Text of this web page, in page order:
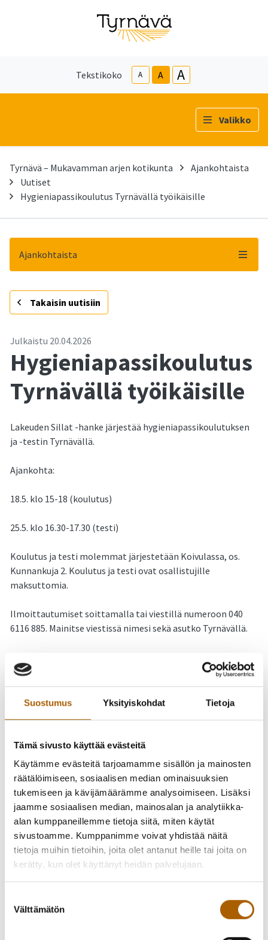
Suostumus Yksityiskohdat Tietoja
Tämä sivusto käyttää evästeitä
Käytämme evästeitä tarjoamamme sisällön ja mainosten
räätälöimiseen, sosiaalisen median ominaisuuksien
tukemiseen ja kävijämäärämme analysoimiseen. Lisäksi
jaamme sosiaalisen median, mainosalan ja analytiikka-
alan kumppaneillemme tietoja siitä, miten käytät
sivustoamme. Kumppanimme voivat yhdistää näitä
tietoja muihin tietoihin, joita olet antanut heille tai joita on
kerätty, kun olet käyttänyt heidän palvelujaan.
valinta
Välttämätön
Tekstikoko A A A
Valikko
Tyrnävä – Mukavamman arjen kotikunta
Ajankohtaista
Uutiset
Hygieniapassikoulutus Tyrnävällä työikäisille
Ajankohtaista
- Takaisin uutisiin
Julkaistu 20.04.2026
Hygieniapassikoulutus
Tyrnävällä työikäisille
Lakeuden Sillat -hanke järjestää hygieniapassikoulutuksen
ja -testin Tyrnävällä.
Ajankohta:
18.5. klo 15-18 (koulutus)
25.5. klo 16.30-17.30 (testi)
Koulutus ja testi molemmat järjestetään Koivulassa, os.
Kunnankuja 2. Koulutus ja testi ovat osallistujille
maksuttomia.
Ilmoittautumiset soittamalla tai viestillä numeroon 040
6116 885. Mainitse viestissä nimesi sekä asutko Tyrnävällä.
työikäisille (15-65-vuotiaat).